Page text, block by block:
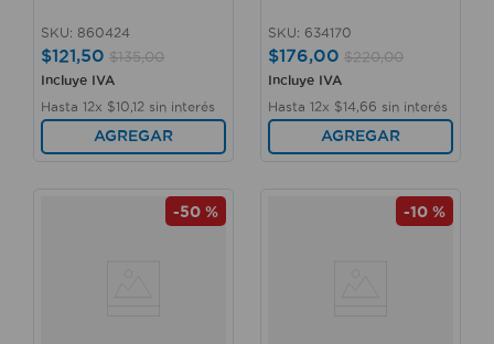
SKU: 860424
$121,50 $135,00
Incluye IVA
Hasta 12x $10 12 sin interés
AGREGAR
SKU: 634170
$176,00 $220,00
Incluye IVA
Hasta 12x $14 66 sin interés
AGREGAR
-50 % -10 %